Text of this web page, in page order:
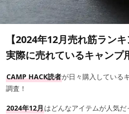
【2024年12月売れ筋ラン
実際に売れているキャンプ
CAMP HACK読者が日々購入している
調査！
2024年12月はどんなアイテムが人気